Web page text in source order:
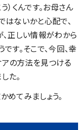
）くんです。お母さん
はないかと心配で、
正しい情報がわから
す。そこで、今回、幸
の方法を見つける
た。
めてみましょう。